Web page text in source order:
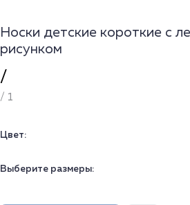
Носки детские короткие с
рисунком
/
/ 1
Цвет:
Выберите размеры: